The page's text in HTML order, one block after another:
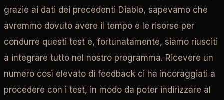
grazie ai dati dei precedenti Diablo, sapevamo che
avremmo dovuto avere il tempo e le risorse per
condurre questi test e, fortunatamente, siamo riusciti
a integrare tutto nel nostro programma. Ricevere un
numero così elevato di feedback ci ha incoraggiati a
procedere con i test, in modo da poter indirizzare al